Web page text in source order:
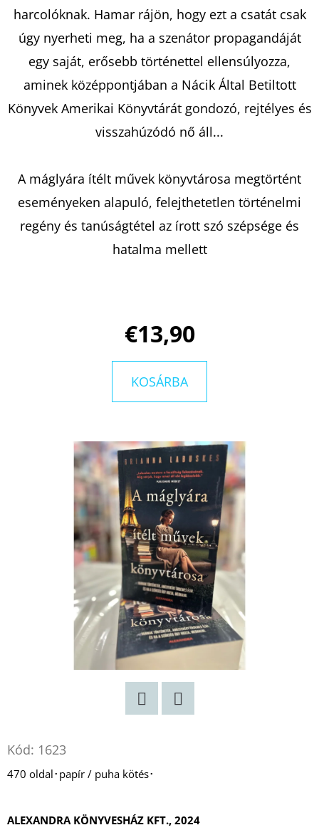
harcolóknak. Hamar rájön, hogy ezt a csatát csak
úgy nyerheti meg, ha a szenátor propagandáját
egy saját, erősebb történettel ellensúlyozza,
aminek középpontjában a Nácik Által Betiltott
Könyvek Amerikai Könyvtárát gondozó, rejtélyes és
visszahúzódó nő áll...
A máglyára ítélt művek könyvtárosa megtörtént
eseményeken alapuló, felejthetetlen történelmi
regény és tanúságtétel az írott szó szépsége és
hatalma mellett
€13,90
KOSÁRBA
Kód: 1623
470 oldal･papír / puha kötés･
ALEXANDRA KÖNYVESHÁZ KFT., 2024